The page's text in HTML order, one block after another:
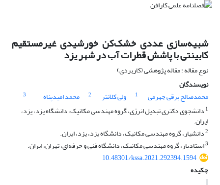
شبیه‌سازی عددی خشک‌کن خورشیدی غیرمستقیم
کابینتی با پاشش قطرات آب در شهر یزد
نوع مقاله : مقاله پژوهشی (کاربردی)
نویسندگان
محمدصالح برقی جهرمی
1 ولی کلانتر 2 محمد امیدپناه
3
1 دانشجوی دکتری تبدیل انرژی، گروه مهندسی مکانیک، دانشگاه یزد، یزد،
ایران.
2دانشیار، گروه مهندسی مکانیک، دانشگاه یزد، یزد، ایران.
3استادیار، گروه مهندسی مکانیک، دانشگاه فنی و حرفه‌ای، تهران، ایران.
10.48301/kssa.2021.292394.1594
چکیده